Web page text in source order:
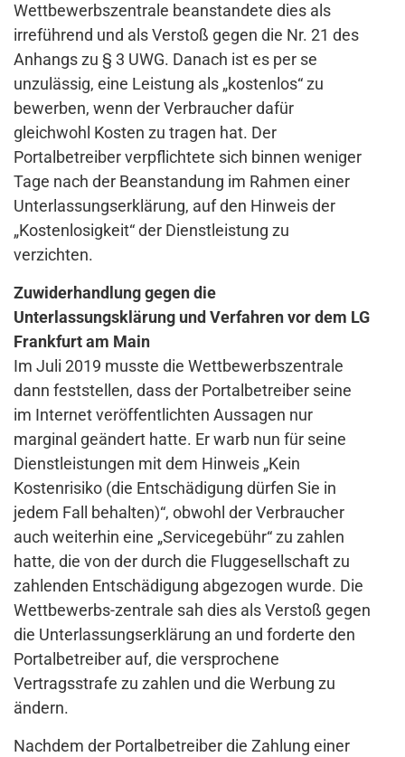
Wettbewerbszentrale beanstandete dies als
irreführend und als Verstoß gegen die Nr. 21 des
Anhangs zu § 3 UWG. Danach ist es per se
unzulässig, eine Leistung als „kostenlos“ zu
bewerben, wenn der Verbraucher dafür
gleichwohl Kosten zu tragen hat. Der
Portalbetreiber verpflichtete sich binnen weniger
Tage nach der Beanstandung im Rahmen einer
Unterlassungserklärung, auf den Hinweis der
„Kostenlosigkeit“ der Dienstleistung zu
verzichten.
Zuwiderhandlung gegen die
Unterlassungsklärung und Verfahren vor dem LG
Frankfurt am Main
Im Juli 2019 musste die Wettbewerbszentrale
dann feststellen, dass der Portalbetreiber seine
im Internet veröffentlichten Aussagen nur
marginal geändert hatte. Er warb nun für seine
Dienstleistungen mit dem Hinweis „Kein
Kostenrisiko (die Entschädigung dürfen Sie in
jedem Fall behalten)“, obwohl der Verbraucher
auch weiterhin eine „Servicegebühr“ zu zahlen
hatte, die von der durch die Fluggesellschaft zu
zahlenden Entschädigung abgezogen wurde. Die
Wettbewerbs-zentrale sah dies als Verstoß gegen
die Unterlassungserklärung an und forderte den
Portalbetreiber auf, die versprochene
Vertragsstrafe zu zahlen und die Werbung zu
ändern.
Nachdem der Portalbetreiber die Zahlung einer